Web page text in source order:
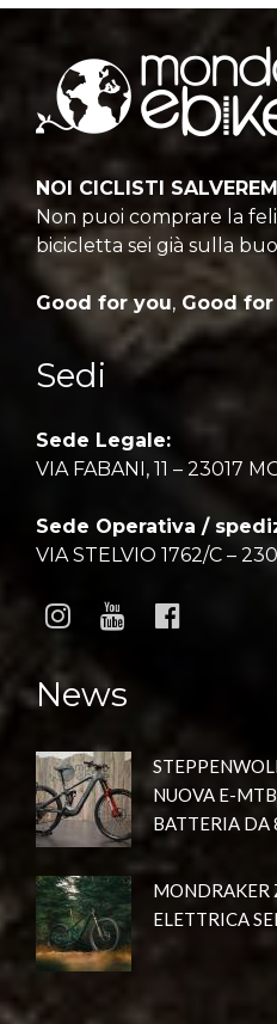
NOI CICLISTI
Non puoi comprare la
bicicletta sei già sulla
Good for you, Good
Sedi
Sede Legale:
VIA FABANI, 11 – 23017
Sede Operativa /
VIA STELVIO 1762/C –
News
NUOVA E-
BATTERIA DA
MONDRAKER
ELETTRICA